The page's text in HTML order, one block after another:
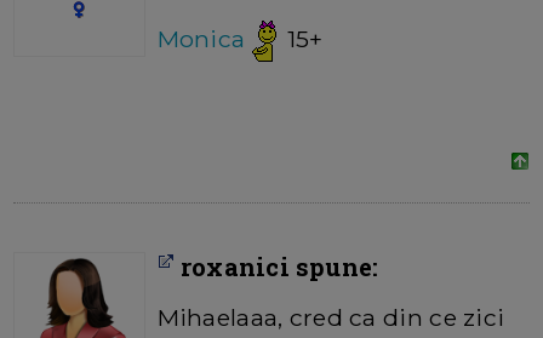
Monica 15+
roxanici spune:
Mihaelaaa, cred ca din ce zici